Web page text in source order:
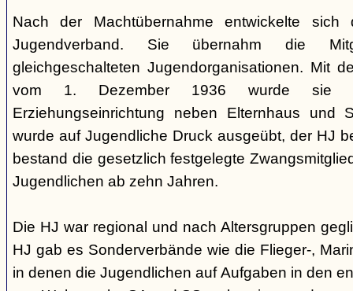
Nach der Machtübernahme entwickelte
Jugendverband. Sie übernahm die
gleichgeschalteten Jugendorganisationen. Mit
vom 1. Dezember 1936 wurde sie
Erziehungseinrichtung neben Elternhaus und
wurde auf Jugendliche Druck ausgeübt, der HJ
bestand die gesetzlich festgelegte
Jugendlichen ab zehn Jahren.
Die HJ war regional und nach Altersgruppen
HJ gab es Sonderverbände wie die Flieger-,
in denen die Jugendlichen auf Aufgaben in den